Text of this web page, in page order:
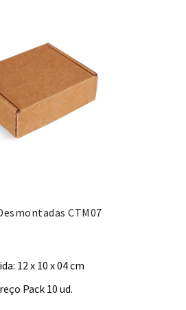
CTM07
12 x 10 x 04 cm
Pack 10 ud.